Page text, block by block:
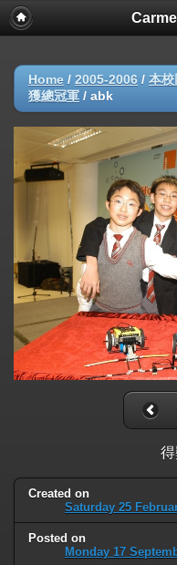
Home / 2005-2006 / 本校
獲總冠軍 / abk
Created on
Saturday 25
Posted on
Monday 17